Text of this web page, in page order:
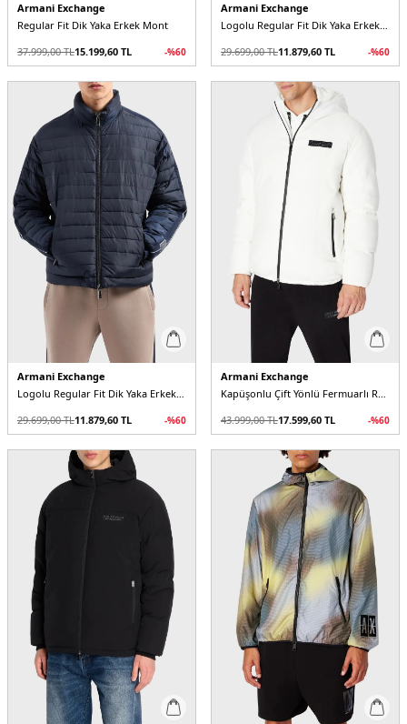
Armani Exchange
Regular Fit Dik Yaka Erkek Mont
37.999,00TL15.199,60 TL -%60
Armani Exchange
Logolu Regular Fit Dik Yaka Erkek Mont
29.699,00TL11.879,60 TL -%60
Armani Exchange
Logolu Regular Fit Dik Yaka Erkek Mont
29.699,00TL11.879,60 TL -%60
Armani Exchange
Kapüşonlu Çift Yönlü Fermuarlı Regular Fit Erkek Mont
43.999,00TL17.599,60 TL -%60